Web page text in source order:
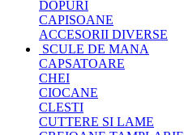
DOPURI
CAPISOANE
ACCESORII DIVERSE
SCULE DE MANA
CAPSATOARE
CHEI
CIOCANE
CLESTI
CUTTERE SI LAME